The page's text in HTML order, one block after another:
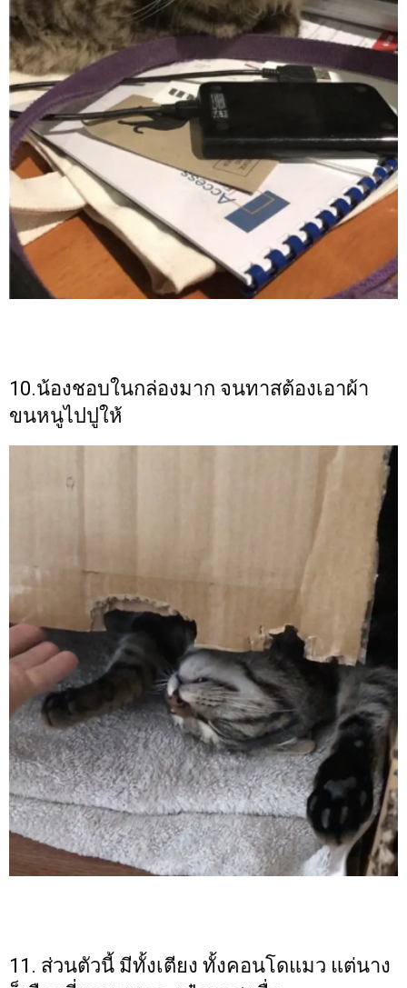
10.น้องชอบในกล่องมาก จนทาสต้องเอาผ้า
ขนหนูไปปูให้
11. ส่วนตัวนี้ มีทั้งเตียง ทั้งคอนโดแมว แต่นาง